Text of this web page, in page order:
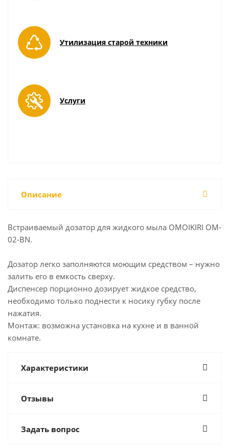
Утилизация старой техники
Услуги
Описание
Встраиваемый дозатор для жидкого мыла OMOIKIRI OM-
02-BN.
Дозатор легко заполняются моющим средством – нужно
залить его в емкость сверху.
Диспенсер порционно дозирует жидкое средство,
необходимо только поднести к носику губку после
нажатия.
Монтаж: возможна установка на кухне и в ванной
комнате.
Характеристики
Отзывы
Задать вопрос